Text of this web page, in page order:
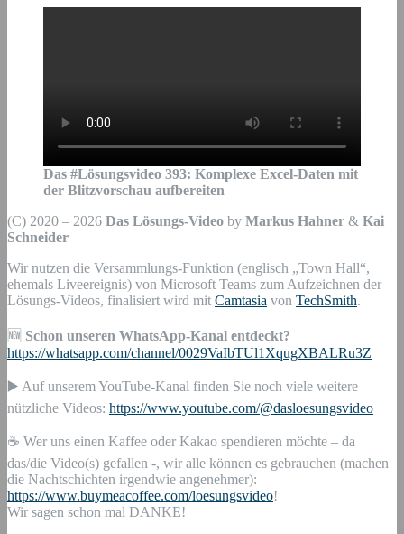
Das #Lösungsvideo 393: Komplexe Excel-Daten mit
der Blitzvorschau aufbereiten
(C) 2020 – 2026 Das Lösungs-Video by Markus Hahner & Kai
Schneider
Wir nutzen die Versammlungs-Funktion (englisch „Town Hall“,
ehemals Liveereignis) von Microsoft Teams zum Aufzeichnen der
Lösungs-Videos, finalisiert wird mit Camtasia von TechSmith.
🆕 Schon unseren WhatsApp-Kanal entdeckt?
https://whatsapp.com/channel/0029VaIbTUl1XqugXBALRu3Z
▶️ Auf unserem YouTube-Kanal finden Sie noch viele weitere
nützliche Videos: https://www.youtube.com/@dasloesungsvideo
☕ Wer uns einen Kaffee oder Kakao spendieren möchte – da
das/die Video(s) gefallen -, wir alle können es gebrauchen (machen
die Nachtschichten irgendwie angenehmer):
https://www.buymeacoffee.com/loesungsvideo!
Wir sagen schon mal DANKE!